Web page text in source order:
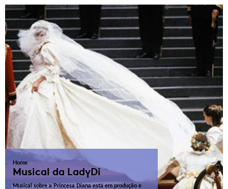
Home
Musical da LadyDi
Musical sobre a Princesa Diana está em produção e